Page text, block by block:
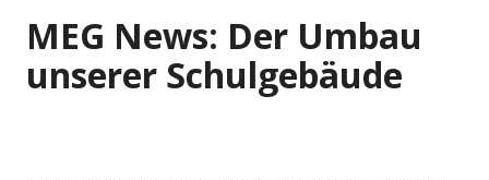
MEG News: Der Umbau
unserer Schulgebäude